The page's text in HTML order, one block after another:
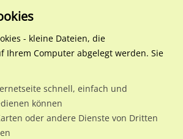
Nordrhein-
Bad Oeynhausen, Stadt
Dehmer Str. 87a (B 61) RS
87a (B 61) RS
- kleine Dateien, die
Ihrem Computer abgelegt werden. Sie
schnell, einfach und
können
oder andere Dienste von Dritten